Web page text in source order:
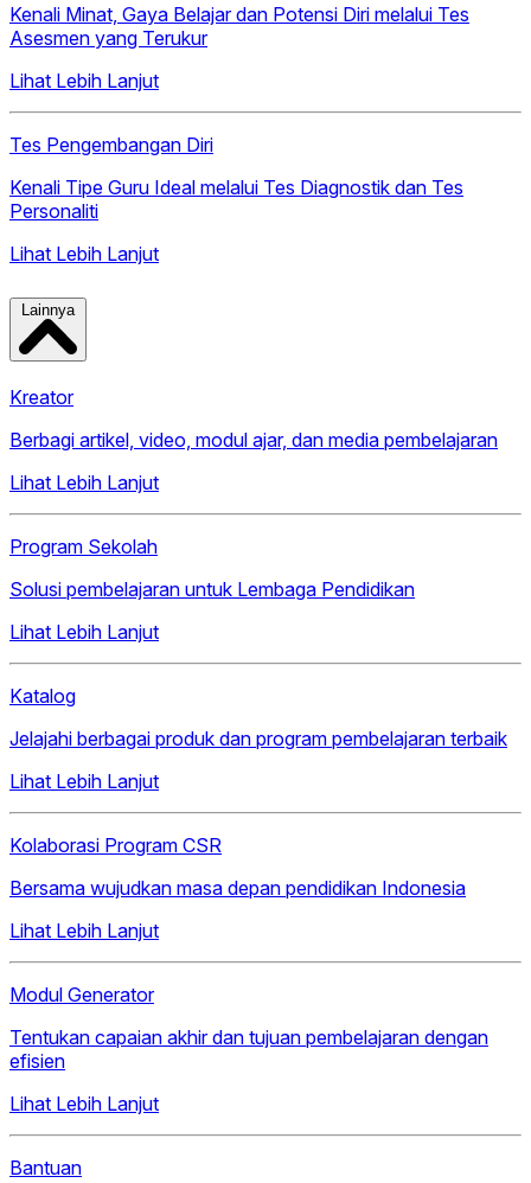
Kenali Minat, Gaya Belajar dan Potensi Diri melalui Tes
Asesmen yang Terukur
Lihat Lebih Lanjut
Tes Pengembangan Diri
Kenali Tipe Guru Ideal melalui Tes Diagnostik dan Tes
Personaliti
Lihat Lebih Lanjut
Lainnya
Kreator
Berbagi artikel, video, modul ajar, dan media pembelajaran
Lihat Lebih Lanjut
Program Sekolah
Solusi pembelajaran untuk Lembaga Pendidikan
Lihat Lebih Lanjut
Katalog
Jelajahi berbagai produk dan program pembelajaran terbaik
Lihat Lebih Lanjut
Kolaborasi Program CSR
Bersama wujudkan masa depan pendidikan Indonesia
Lihat Lebih Lanjut
Modul Generator
Tentukan capaian akhir dan tujuan pembelajaran dengan
efisien
Lihat Lebih Lanjut
Bantuan